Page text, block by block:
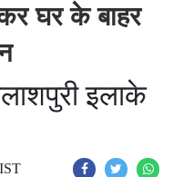
घर के बाहर
इलाके